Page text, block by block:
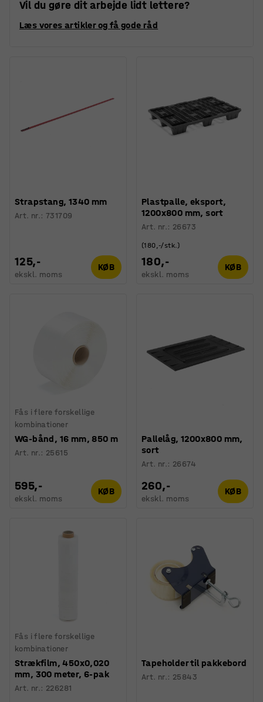
Vil du gøre dit arbejde lidt lettere?
Læs vores artikler og få gode råd
Strapstang, 1340 mm
Art. nr.:731709
125,-
ekskl. moms
KØB
Plastpalle, eksport,
1200x800 mm, sort
Art. nr.: 26673
180,-
(180,-/stk.)
ekskl. moms
KØB
Fås i flere forskellige
kombinationer
WG-bånd, 16 mm, 850 m
Art. nr.: 25615
595,-
ekskl. moms
KØB
Pallelåg, 1200x800 mm,
sort
Art. nr.: 26674
260,-
ekskl. moms
KØB
Fås i flere forskellige
kombinationer
Strækfilm, 450x0,020
mm, 300 meter, 6-pak
Art. nr.: 226281
Tapeholder til pakkebord
Art. nr.: 25843